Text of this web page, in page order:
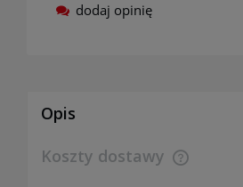
dodaj opinię
Opis
Koszty dostawy
Cena nie zawiera ewentualnych